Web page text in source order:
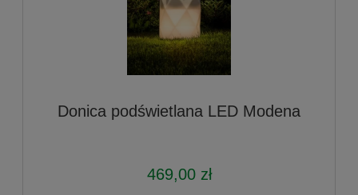
Donica podświetlana LED Modena
469,00 zł